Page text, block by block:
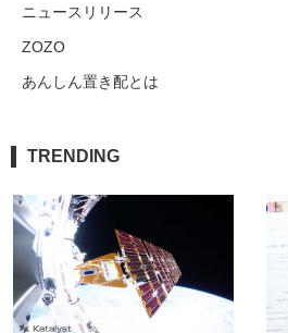
ニュースリリース
ZOZO
あんしん置き配とは
TRENDING